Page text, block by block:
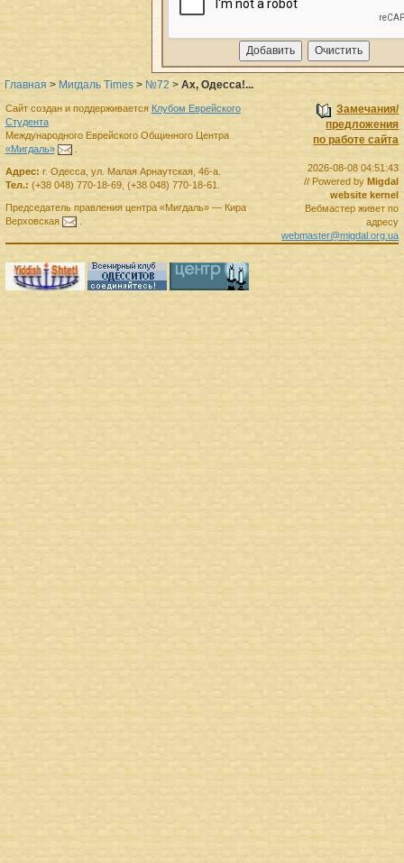
Главная > Мигдаль Times > №72 > Ах, Одесса!...
Замечания/
предложения
по работе сайта
2026-08-08 04:51:43
// Powered byMigdal
website kernel
Вебмастер живет по
адресу
webmaster@migdal.org.ua
Сайт создан и поддерживается Клубом Еврейского
Студента
Международного Еврейского Общинного Центра
«Мигдаль»
.
Адрес: г. Одесса, ул. Малая Арнаутская, 46-а.
Тел.: (+38 048) 770-18-69, (+38 048) 770-18-61
Председатель правленияцентра «Мигдаль»— Кира
Верховская
.